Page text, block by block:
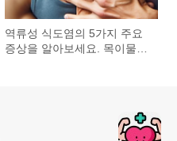
역류성 식도염의 5가지 주요
증상을 알아보세요. 목이물감